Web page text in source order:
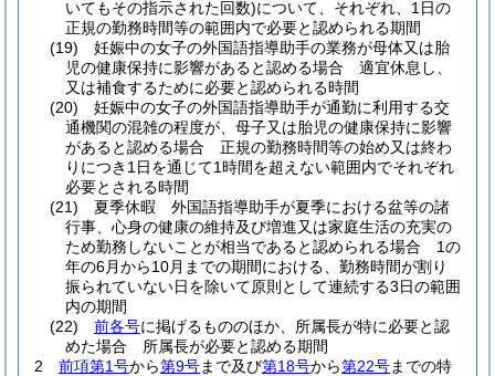
いてもその指示された回数)について、それぞれ、1日の
正規の勤務時間等の範囲内で必要と認められる期間
(19)
妊娠中の女子の外国語指導助手の業務が母体又は胎
児の健康保持に影響があると認める場合 適宜休息し、
又は補食するために必要と認められる時間
(20)
妊娠中の女子の外国語指導助手が通勤に利用する交
通機関の混雑の程度が、母子又は胎児の健康保持に影響
があると認める場合 正規の勤務時間等の始め又は終わ
りにつき1日を通じて1時間を超えない範囲内でそれぞれ
必要とされる時間
(21)
夏季休暇 外国語指導助手が夏季における盆等の諸
行事、心身の健康の維持及び増進又は家庭生活の充実の
ため勤務しないことが相当であると認められる場合 1の
年の6月から10月までの期間における、勤務時間が割り
振られていない日を除いて原則として連続する3日の範囲
内の期間
(22)
前各号に掲げるもののほか、所属長が特に必要と認
めた場合 所属長が必要と認める期間
2
前項第1号から第9号まで及び第18号から第22号までの特